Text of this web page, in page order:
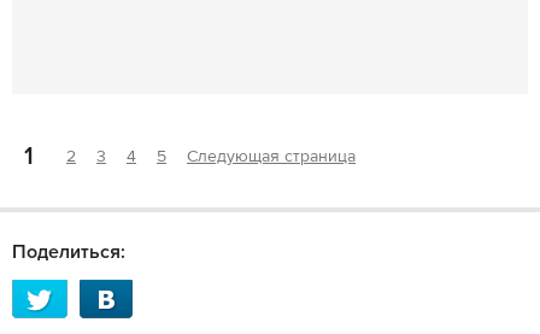
1 2 3 4 5 Следующая страница
Поделиться: